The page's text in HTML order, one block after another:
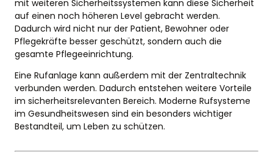
mit weiteren Sicherheitssystemen kann diese Sicherheit
auf einen noch höheren Level gebracht werden.
Dadurch wird nicht nur der Patient, Bewohner oder
Pflegekräfte besser geschützt, sondern auch die
gesamte Pflegeeinrichtung.
Eine Rufanlage kann außerdem mit der Zentraltechnik
verbunden werden. Dadurch entstehen weitere Vorteile
im sicherheitsrelevanten Bereich. Moderne Rufsysteme
im Gesundheitswesen sind ein besonders wichtiger
Bestandteil, um Leben zu schützen.